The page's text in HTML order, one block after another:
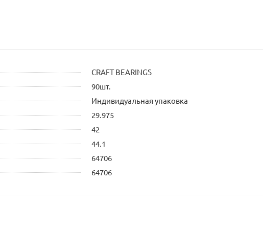
CRAFT BEARINGS
90шт.
Индивидуальная упаковка
29.975
42
44.1
64706
64706